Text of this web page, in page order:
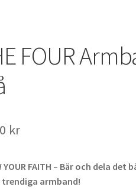
FOUR
kr
YOUR FAITH – Bär och dela det
armband!